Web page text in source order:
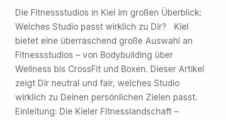
Die Fitnessstudios in Kiel im großen Überblick:
Welches Studio passt wirklich zu Dir? Kiel
bietet eine überraschend große Auswahl an
Fitnessstudios – von Bodybuilding über
Wellness bis CrossFit und Boxen. Dieser Artikel
zeigt Dir neutral und fair, welches Studio
wirklich zu Deinen persönlichen Zielen passt.
Einleitung: Die Kieler Fitnesslandschaft –